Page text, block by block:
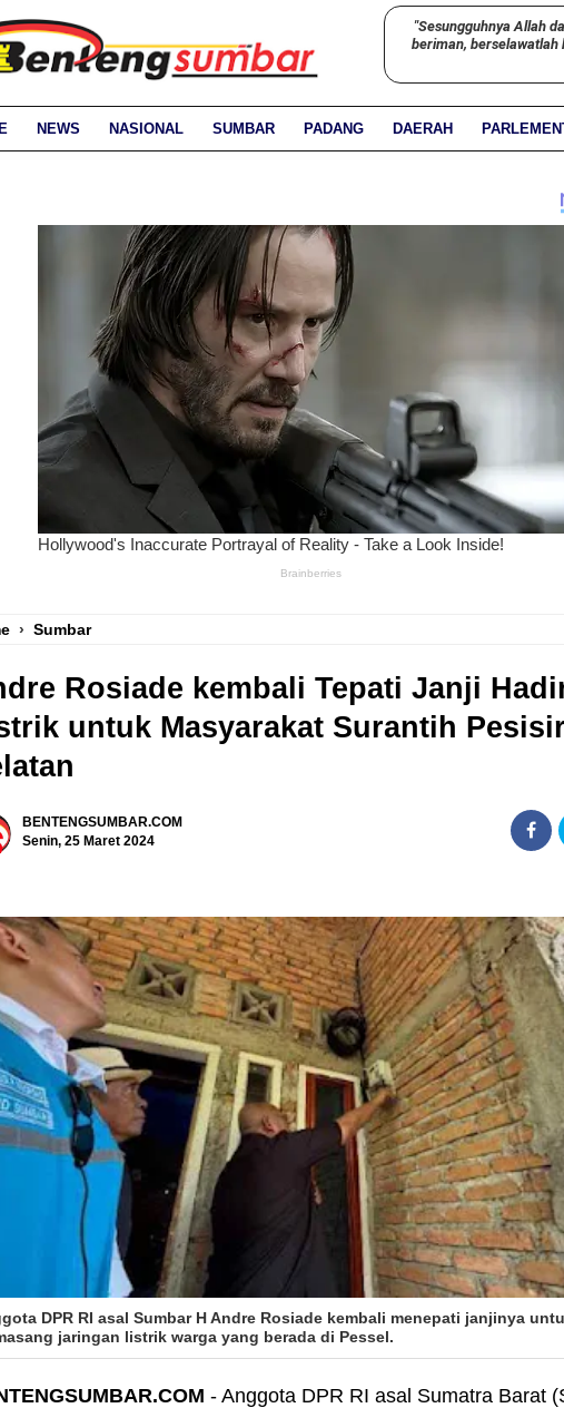
"Sesungguhnya Allah
beriman, berselawatlah
NEWS NASIONAL SUMBAR PADANG DAERAH
› Sumbar
Rosiade kembali Tepati Janji
untuk Masyarakat Surantih
BENTENGSUMBAR.COM
Senin, 25 Maret 2024
DPR RI asal Sumbar H Andre Rosiade kembali menepati janjinya
jaringan listrik warga yang berada di Pessel.
- Anggota DPR RI asal Sumatra Barat